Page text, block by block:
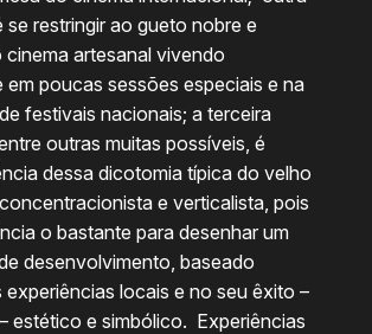
se restringir ao gueto nobre e
artesanal vivendo
em poucas sessões especiais e na
festivais nacionais; a terceira
outras muitas possíveis, é
dessa dicotomia típica do velho
e verticalista, pois
o bastante para desenhar um
desenvolvimento, baseado
locais e no seu êxito –
estético e simbólico. Experiências